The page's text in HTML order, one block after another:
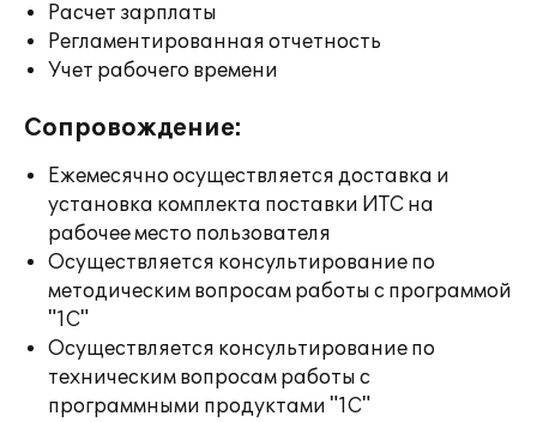
Расчет зарплаты
Регламентированная отчетность
Учет рабочего времени
Сопровождение:
Ежемесячно осуществляется доставка и
установка комплекта поставки ИТС на
рабочее место пользователя
Осуществляется консультирование по
методическим вопросам работы с программой
"1С"
Осуществляется консультирование по
техническим вопросам работы с
программными продуктами "1С"